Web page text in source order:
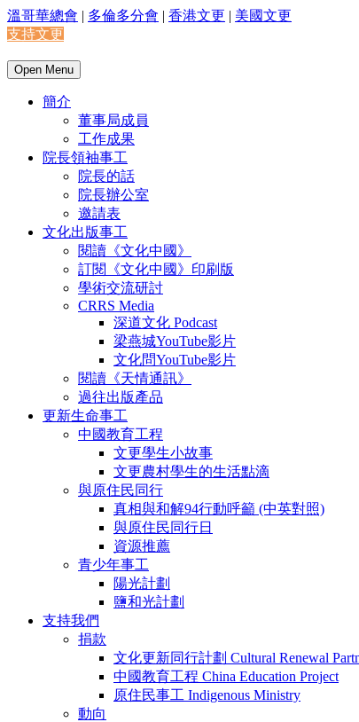
溫哥華總會 | 多倫多分會 | 香港文更 | 美國文更
支持文更
Open Menu
簡介
董事局成員
工作成果
院長領袖事工
院長的話
院長辦公室
邀請表
文化出版事工
閱讀《文化中國》
訂閱《文化中國》印刷版
學術交流研討
CRRS Media
深道文化 Podcast
梁燕城YouTube影片
文化問YouTube影片
閱讀《天情通訊》
過往出版產品
更新生命事工
中國教育工程
文更學生小故事
文更農村學生的生活點滴
與原住民同行
真相與和解94行動呼籲 (中英對照)
與原住民同行日
資源推薦
青少年事工
陽光計劃
鹽和光計劃
支持我們
捐款
文化更新同行計劃 Cultural Renewal
中國教育工程 China Education Project
原住民事工 Indigenous Ministry
動向